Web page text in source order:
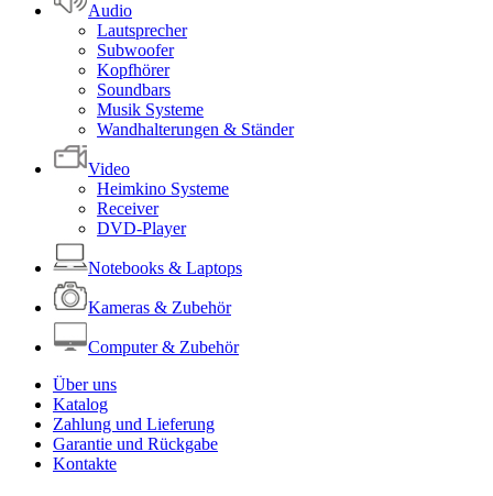
Audio
Lautsprecher
Subwoofer
Kopfhörer
Soundbars
Musik Systeme
Wandhalterungen & Ständer
Video
Heimkino Systeme
Receiver
DVD-Player
Notebooks & Laptops
Kameras & Zubehör
Computer & Zubehör
Über uns
Katalog
Zahlung und Lieferung
Garantie und Rückgabe
Kontakte